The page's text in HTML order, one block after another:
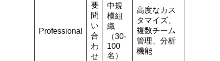
Professional
要
問
い
合
わ
せ
中規
模組
織
（30-
100
名）
高度なカス
タマイズ、
複数チーム
管理、分析
機能